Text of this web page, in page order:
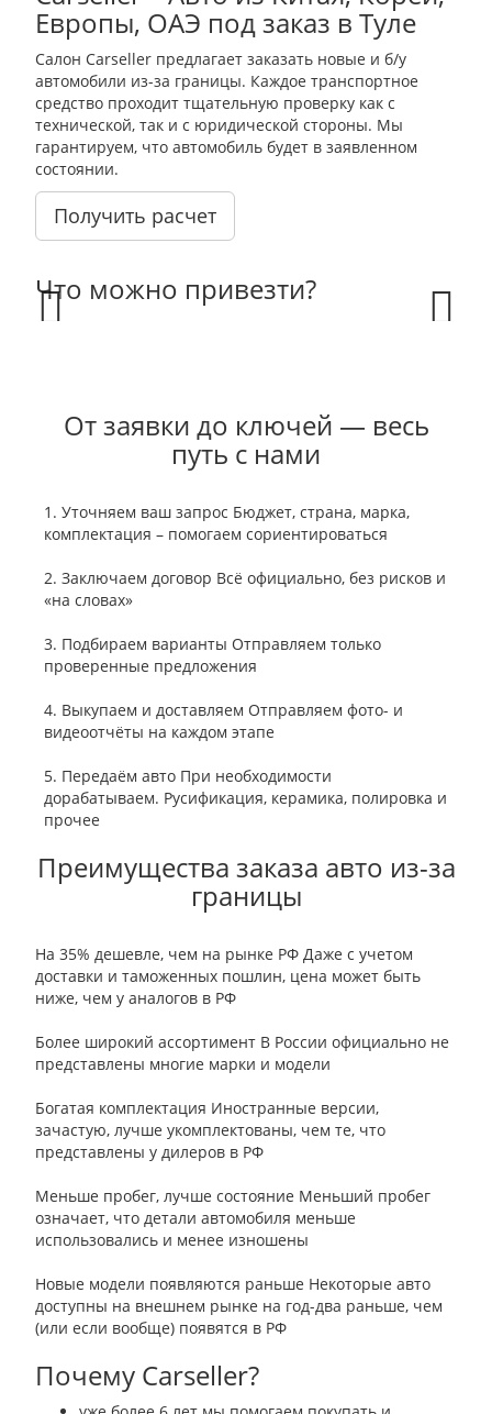
Европы, ОАЭ под заказ в Туле
Салон Carseller предлагает заказать новые и б/у
автомобили из-за границы. Каждое транспортное
средство проходит тщательную проверку как с
технической, так и с юридической стороны. Мы
гарантируем, что автомобиль будет в заявленном
состоянии.
Получить расчет
Что можно привезти?
От заявки до ключей — весь
путь с нами
1. Уточняем ваш запрос Бюджет, страна, марка,
комплектация – помогаем сориентироваться
2. Заключаем договор Всё официально, без рисков и
«на словах»
3. Подбираем варианты Отправляем только
проверенные предложения
4. Выкупаем и доставляем Отправляем фото- и
видеоотчёты на каждом этапе
5. Передаём авто При необходимости
дорабатываем. Русификация, керамика, полировка и
прочее
Преимущества заказа авто из-за
границы
На 35% дешевле, чем на рынке РФ Даже с учетом
доставки и таможенных пошлин, цена может быть
ниже, чем у аналогов в РФ
Более широкий ассортимент В России официально не
представлены многие марки и модели
Богатая комплектация Иностранные версии,
зачастую, лучше укомплектованы, чем те, что
представлены у дилеров в РФ
Меньше пробег, лучше состояние Меньший пробег
означает, что детали автомобиля меньше
использовались и менее изношены
Новые модели появляются раньше Некоторые авто
доступны на внешнем рынке на год-два раньше, чем
(или если вообще) появятся в РФ
Почему Carseller?